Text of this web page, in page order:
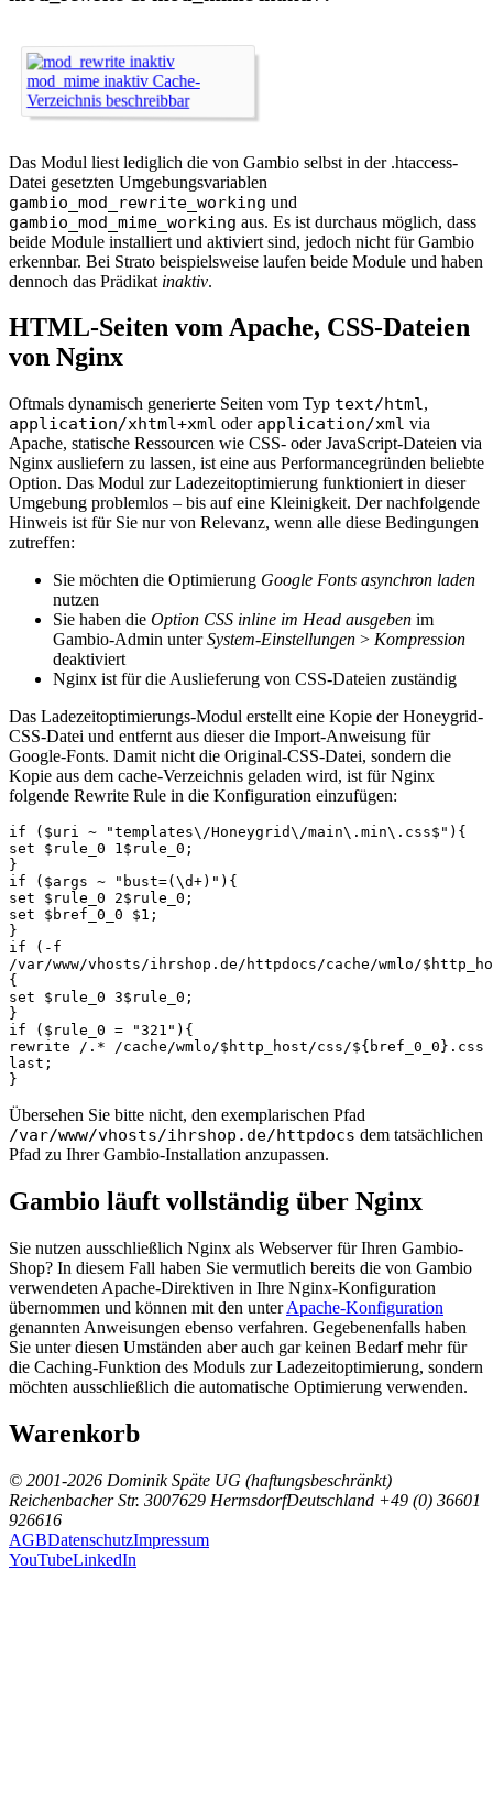
Das Modul liest lediglich die von Gambio selbst in der .htaccess-
Datei gesetzten Umgebungsvariablen
gambio_mod_rewrite_working und
gambio_mod_mime_working aus. Es ist durchaus möglich, dass
beide Module installiert und aktiviert sind, jedoch nicht für Gambio
erkennbar. Bei Strato beispielsweise laufen beide Module und haben
dennoch das Prädikat inaktiv.
HTML-Seiten vom Apache, CSS-Dateien
von Nginx
Oftmals dynamisch generierte Seiten vom Typ text/html,
application/xhtml+xml oder application/xml via
Apache, statische Ressourcen wie CSS- oder JavaScript-Dateien via
Nginx ausliefern zu lassen, ist eine aus Performancegründen beliebte
Option. Das Modul zur Ladezeitoptimierung funktioniert in dieser
Umgebung problemlos – bis auf eine Kleinigkeit. Der nachfolgende
Hinweis ist für Sie nur von Relevanz, wenn alle diese Bedingungen
zutreffen:
Sie möchten die Optimierung Google Fonts asynchron laden
nutzen
Sie haben die Option CSS inline im Head ausgeben im
Gambio-Admin unterSystem-Einstellungen > Kompression
deaktiviert
Nginx ist für die Auslieferung von CSS-Dateien zuständig
Das Ladezeitoptimierungs-Modul erstellt eine Kopie der Honeygrid-
CSS-Datei und entfernt aus dieser die Import-Anweisung für
Google-Fonts. Damit nicht die Original-CSS-Datei, sondern die
Kopie aus dem cache-Verzeichnis geladen wird, ist für Nginx
folgende Rewrite Rule in die Konfiguration einzufügen:
if ($uri ~ "templates\/Honeygrid\/main\.min\.css$"){
set $rule_0 1$rule_0;
}
if ($args ~ "bust=(\d+)"){
set $rule_0 2$rule_0;
set $bref_0_0 $1;
}
if (-f
/var/www/vhosts/ihrshop.de/httpdocs/cache/wmlo/
{
set $rule_0 3$rule_0;
}
if ($rule_0 = "321"){
rewrite /.* /cache/wmlo/$http_host/css/${bref_0_0}.css
last;
}
Übersehen Sie bitte nicht, den exemplarischen Pfad
/var/www/vhosts/ihrshop.de/httpdocs dem tatsächlichen
Pfad zu Ihrer Gambio-Installation anzupassen.
Gambio läuft vollständig über Nginx
Sie nutzen ausschließlich Nginx als Webserver für Ihren Gambio-
Shop? In diesem Fall haben Sie vermutlich bereits die von Gambio
verwendeten Apache-Direktiven in Ihre Nginx-Konfiguration
übernommen und können mit den unterApache-Konfiguration
genannten Anweisungen ebenso verfahren. Gegebenenfalls haben
Sie unter diesen Umständen aber auch gar keinen Bedarf mehr für
die Caching-Funktion des Moduls zur Ladezeitoptimierung, sondern
möchten ausschließlich die automatische Optimierung verwenden.
Warenkorb
© 2001-2026 Dominik Späte UG (haftungsbeschränkt)
Reichenbacher Str. 3007629 HermsdorfDeutschland +49 (0) 36601
926616
AGBDatenschutzImpressum
YouTubeLinkedIn